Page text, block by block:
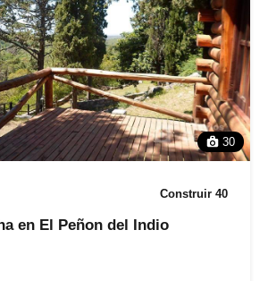
30
Construir 40
en El Peñon del Indio